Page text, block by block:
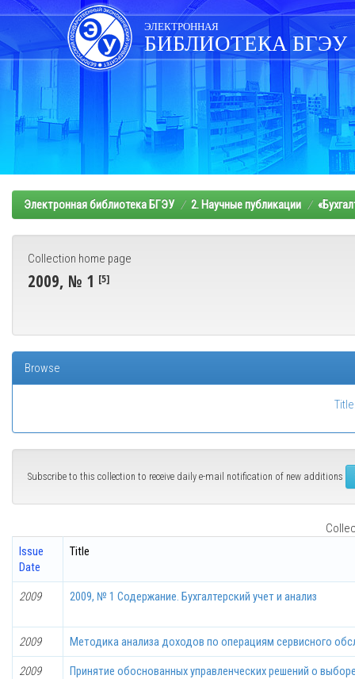
Skip
navigation
ЭЛЕКТРОННАЯ
БИБЛИОТЕКА БГЭУ
Электронная библиотека БГЭУ 2. Научные публикации
Collection home page
2009, № 1 [5]
Browse
Title
Subscribe to this collection to receive daily e-mail notification of new additions
Issue
Date
Title
2009 2009, № 1 Содержание. Бухгалтерский учет и анализ
2009 Методика анализа доходов по операциям сервисного
2009
Принятие обоснованных управленческих решений о